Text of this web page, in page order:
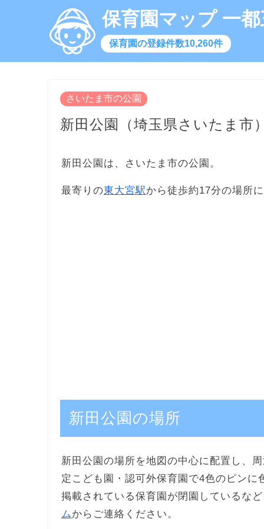
保育園マップ 一
保育園の登録件数10,260件
さいたま市の公園
新田公園（埼玉県さいたま市
新田公園は、さいたま市の公園。
最寄りの東大宮駅から徒歩約17分の場所
新田公園の場所
新田公園の場所を地図の中心に配置し、
定こども園・認可外保育園で4色のピンに
掲載されている保育園が閉園しているな
ム からご連絡ください。